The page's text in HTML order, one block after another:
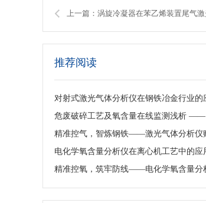
上一篇：涡旋冷凝器在苯乙烯装置尾气
推荐阅读